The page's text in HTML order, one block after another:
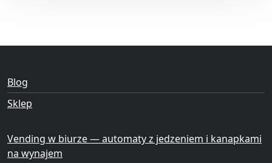
Blog
Sklep
Vending w biurze — automaty z jedzeniem i kanapkami
na wynajem